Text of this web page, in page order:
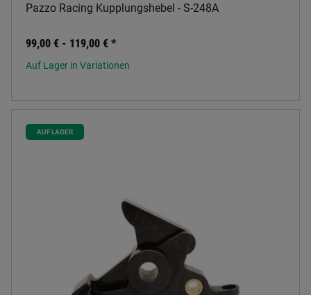
Pazzo Racing Kupplungshebel - S-248A
99,00 € - 119,00 € *
Auf Lager in Variationen
AUF LAGER